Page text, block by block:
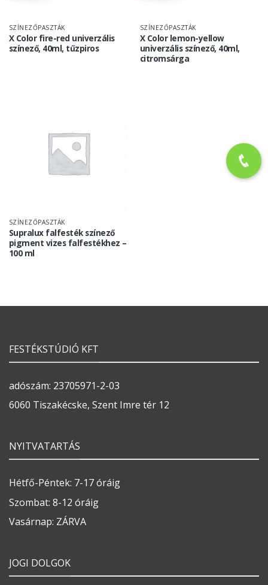
SZÍNEZŐPASZTÁK
X Color fire-red univerzális
színező, 40ml, tűzpiros
SZÍNEZŐPASZTÁK
X Color lemon-yellow
univerzális színező, 40ml,
citromsárga
SZÍNEZŐPASZTÁK
Supralux falfesték színező
pigment vizes falfestékhez –
100 ml
FESTÉKSTÚDIÓ KFT
adószám: 23705971-2-03
6060 Tiszakécske, Szent Imre tér 12
NYITVATARTÁS
Hétfő-Péntek: 7-17 óráig
Szombat: 8-12 óráig
Vasárnap: ZÁRVA
JOGI DOLGOK